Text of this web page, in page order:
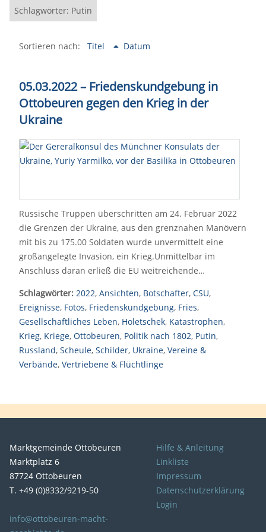
Schlagwörter: Putin
Sortieren nach: Titel Datum
05.03.2022 – Friedenskundgebung in
Ottobeuren gegen den Krieg in der
Ukraine
Russische Truppen überschritten am 24. Februar 2022
die Grenzen der Ukraine, aus den grenznahen Manövern
mit bis zu 175.00 Soldaten wurde unvermittelt eine
großangelegte Invasion, ein Krieg.Unmittelbar im
Anschluss daran erließ die EU weitreichende…
Schlagwörter: 2022, Ansichten, Botschafter, CSU,
Ereignisse, Fotos, Friedenskundgebung, Fries,
Gesellschaftliches Leben, Holetschek, Katastrophen,
Krieg, Kriege, Ottobeuren, Politik nach 1802, Putin,
Russland, Scheule, Schilder, Ukraine, Vereine &
Verbände, Vertriebene & Flüchtlinge
Marktgemeinde Ottobeuren
Marktplatz 6
87724 Ottobeuren
T. +49 (0)8332/9219-50
info@ottobeuren-macht-
Hilfe & Anleitung
Linkliste
Impressum
Datenschutzerklärung
Login